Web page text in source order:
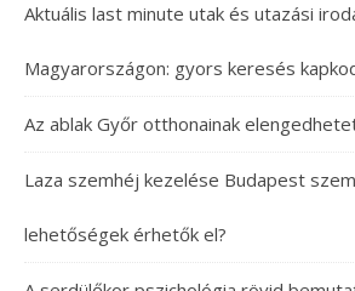
Aktuális last minute utak és utazási
Magyarországon: gyors keresés
Az ablak Győr otthonainak
Laza szemhéj kezelése Budapest
lehetőségek érhetők el?